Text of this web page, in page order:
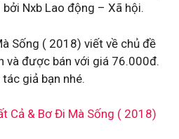
Nxb Lao động – Xã hội.
Sống ( 2018) viết về chủ đề
và được bán với giá 76.000đ.
giả bạn nhé.
Cả & Bơ Đi Mà Sống ( 2018)